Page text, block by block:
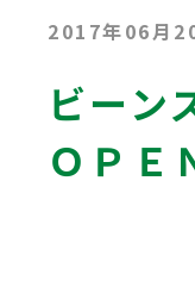
2017年06月
ビー
ＯＰＥ